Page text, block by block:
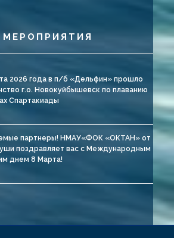
МЕРОПРИЯТИЯ
2026 года в п/б «Дельфин» прошло
г.о. Новокуйбышевск по плаванию
Спартакиады
партнеры! НМАУ«ФОК «ОКТАН» от
поздравляет вас с Международным
днем 8 Марта!